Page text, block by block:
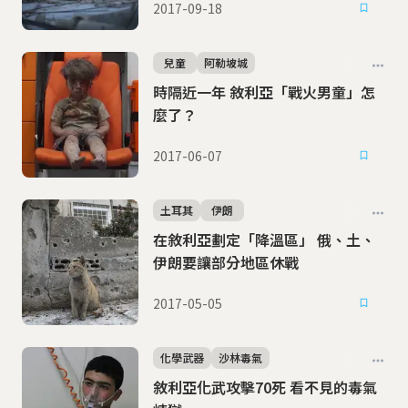
2017-09-18
時隔近一年 敘利亞「戰火男童」怎
麼了？
兒童 阿勒坡城
2017-06-07
在敘利亞劃定「降溫區」 俄、土、
伊朗要讓部分地區休戰
土耳其 伊朗
2017-05-05
敘利亞化武攻擊70死 看不見的毒氣
化學武器 沙林毒氣